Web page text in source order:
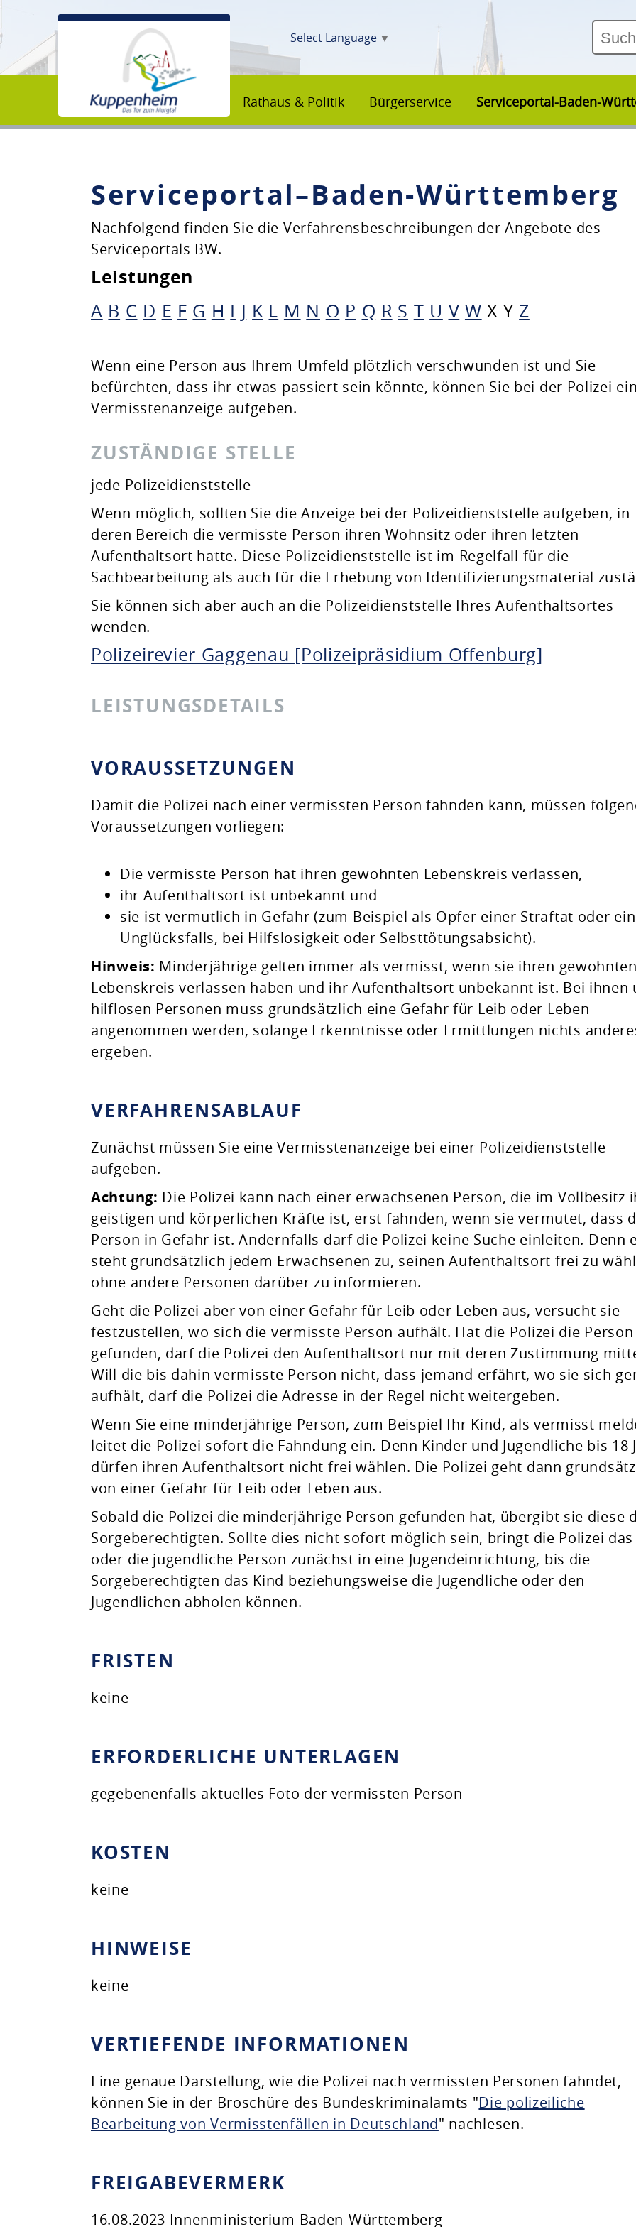
Select Language ▼
Rathaus & Politik Bürgerservice Serviceportal-Baden-
Unsere Stadt
Rathaus & Politik
Natur & Umwelt
Serviceportal–Baden-Württemberg
Nachfolgend finden Sie die Verfahrensbeschreibungen der Angebote des
Serviceportals BW.
Leistungen
A B C D E F G H I J K L M N O P Q R S T U V W X Y Z
Wenn eine Person aus Ihrem Umfeld plötzlich verschwunden ist und Sie
befürchten, dass ihr etwas passiert sein könnte, können Sie bei der Polizei
Vermisstenanzeige aufgeben.
ZUSTÄNDIGE STELLE
jede Polizeidienststelle
Wenn möglich, sollten Sie die Anzeige bei der Polizeidienststelle aufgeben, in
deren Bereich die vermisste Person ihren Wohnsitz oder ihren letzten
Aufenthaltsort hatte. Diese Polizeidienststelle ist im Regelfall für die
Sachbearbeitung als auch für die Erhebung von Identifizierungsmaterial
Sie können sich aber auch an die Polizeidienststelle Ihres Aufenthaltsortes
wenden.
Polizeirevier Gaggenau [Polizeipräsidium Offenburg]
LEISTUNGSDETAILS
VORAUSSETZUNGEN
Damit die Polizei nach einer vermissten Person fahnden kann, müssen
Voraussetzungen vorliegen:
Die vermisste Person hat ihren gewohnten Lebenskreis verlassen,
ihr Aufenthaltsort ist unbekannt und
sie ist vermutlich in Gefahr (zum Beispiel als Opfer einer Straftat oder
Unglücksfalls, bei Hilfslosigkeit oder Selbsttötungsabsicht).
Hinweis: Minderjährige gelten immer als vermisst, wenn sie ihren gewohnten
Lebenskreis verlassen haben und ihr Aufenthaltsort unbekannt ist. Bei ihnen
hilflosen Personen muss grundsätzlich eine Gefahr für Leib oder Leben
angenommen werden, solange Erkenntnisse oder Ermittlungen nichts
ergeben.
VERFAHRENSABLAUF
Zunächst müssen Sie eine Vermisstenanzeige bei einer Polizeidienststelle
aufgeben.
Achtung: Die Polizei kann nach einer erwachsenen Person, die im Vollbesitz
geistigen und körperlichen Kräfte ist, erst fahnden, wenn sie vermutet, dass
Person in Gefahr ist. Andernfalls darf die Polizei keine Suche einleiten. Denn
steht grundsätzlich jedem Erwachsenen zu, seinen Aufenthaltsort frei zu
ohne andere Personen darüber zu informieren.
Geht die Polizei aber von einer Gefahr für Leib oder Leben aus, versucht sie
festzustellen, wo sich die vermisste Person aufhält. Hat die Polizei die Person
gefunden, darf die Polizei den Aufenthaltsort nur mit deren Zustimmung
Will die bis dahin vermisste Person nicht, dass jemand erfährt, wo sie sich
aufhält, darf die Polizei die Adresse in der Regel nicht weitergeben.
Wenn Sie eine minderjährige Person, zum Beispiel Ihr Kind, als vermisst
leitet die Polizei sofort die Fahndung ein. Denn Kinder und Jugendliche bis 18
dürfen ihren Aufenthaltsort nicht frei wählen. Die Polizei geht dann
von einer Gefahr für Leib oder Leben aus.
Sobald die Polizei die minderjährige Person gefunden hat, übergibt sie diese
Sorgeberechtigten. Sollte dies nicht sofort möglich sein, bringt die Polizei das
oder die jugendliche Person zunächst in eine Jugendeinrichtung, bis die
Sorgeberechtigten das Kind beziehungsweise die Jugendliche oder den
Jugendlichen abholen können.
FRISTEN
keine
ERFORDERLICHE UNTERLAGEN
gegebenenfalls aktuelles Foto der vermissten Person
KOSTEN
keine
HINWEISE
keine
VERTIEFENDE INFORMATIONEN
Eine genaue Darstellung, wie die Polizei nach vermissten Personen fahndet,
können Sie in der Broschüre des Bundeskriminalamts "Die polizeiliche
Bearbeitung von Vermisstenfällen in Deutschland" nachlesen.
FREIGABEVERMERK
16.08.2023 Innenministerium Baden-Württemberg